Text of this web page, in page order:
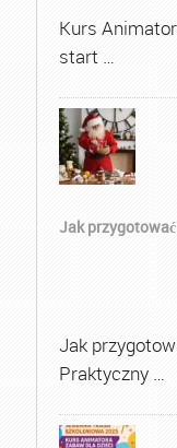
Kurs
start …
Jak
Jak
Praktyczny …